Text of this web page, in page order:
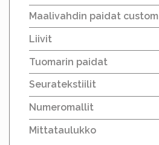
Maalivahdin paidat custom
Liivit
Tuomarin paidat
Seuratekstiilit
Numeromallit
Mittataulukko